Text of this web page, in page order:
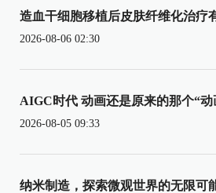
造血干细胞移植后皮肤纤维化治疗
2026-08-06 02:30
AIGC时代 动画还是原来的那个“动
2026-08-05 09:33
纳米制造，探索微观世界的无限可